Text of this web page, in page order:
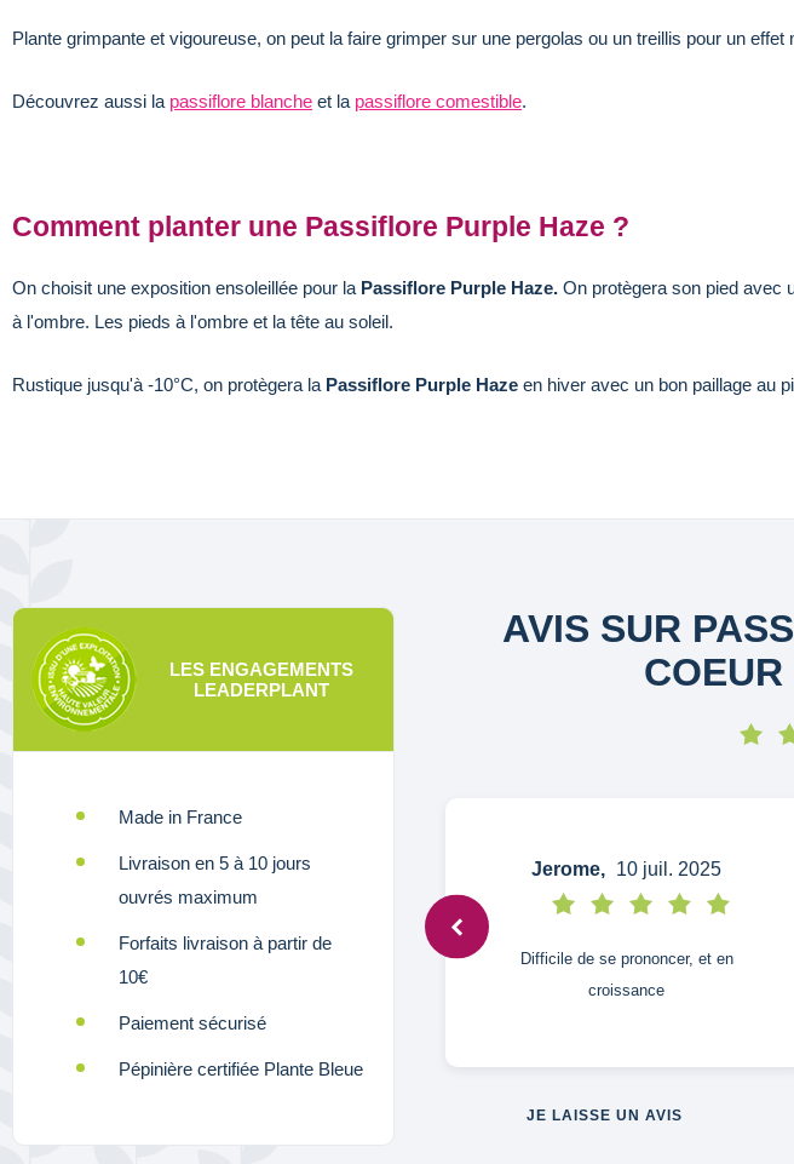
Plante grimpante et vigoureuse, on peut la faire grimper sur une pergolas ou un treillis pour un effet
Découvrez aussi la passiflore blanche et la passiflore comestible.
Comment planter une Passiflore Purple Haze ?
On choisit une exposition ensoleillée pour la Passiflore Purple Haze. On protègera son pied avec
à l'ombre. Les pieds à l'ombre et la tête au soleil.
Rustique jusqu'à -10°C, on protègera la Passiflore Purple Haze en hiver avec un bon paillage au
LES ENGAGEMENTS
LEADERPLANT
Made in France
Livraison en 5 à 10 jours
ouvrés maximum
Forfaits livraison à partir de
10€
Paiement sécurisé
Pépinière certifiée Plante Bleue
AVIS SUR
Anonymous, 8 avr. 2022
même pas vu tellement minuscule
Jerome, 10 juil. 2025
Difficile de se prononcer, et en
croissance
JE LAISSE UN AVIS